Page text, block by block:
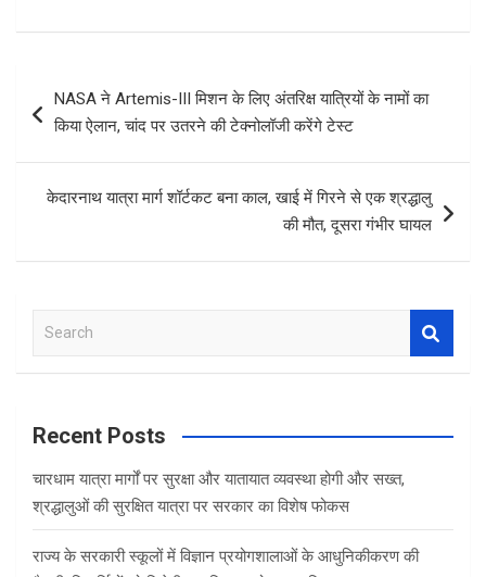
ce
o
k
tt at
A
p
ar
e
navigation
NASA ने Artemis-III मिशन के लिए अंतरिक्ष यात्रियों के नामों का
किया ऐलान, चांद पर उतरने की टेक्नोलॉजी करेंगे टेस्ट
केदारनाथ यात्रा मार्ग शॉर्टकट बना काल, खाई में गिरने से एक श्रद्धालु
की मौत, दूसरा गंभीर घायल
a
c
Recent Posts
चारधाम यात्रा मार्गों पर सुरक्षा और यातायात व्यवस्था होगी और सख्त,
श्रद्धालुओं की सुरक्षित यात्रा पर सरकार का विशेष फोकस
राज्य के सरकारी स्कूलों में विज्ञान प्रयोगशालाओं के आधुनिकीकरण की